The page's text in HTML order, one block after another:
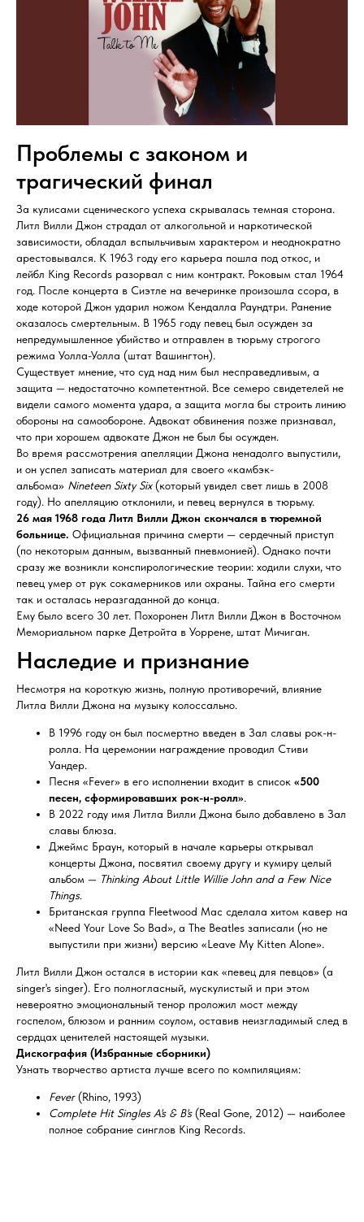
Проблемы с законом и
трагический финал
За кулисами сценического успеха скрывалась темная сторона.
Литл Вилли Джон страдал от алкогольной и наркотической
зависимости, обладал вспыльчивым характером и неоднократно
арестовывался. К 1963 году его карьера пошла под откос, и
лейбл King Records разорвал с ним контракт. Роковым стал 1964
год. После концерта в Сиэтле на вечеринке произошла ссора, в
ходе которой Джон ударил ножом Кендалла Раундтри. Ранение
оказалось смертельным. В 1965 году певец был осужден за
непредумышленное убийство и отправлен в тюрьму строгого
режима Уолла-Уолла (штат Вашингтон).
Существует мнение, что суд над ним был несправедливым, а
защита — недостаточно компетентной. Все семеро свидетелей не
видели самого момента удара, а защита могла бы строить линию
обороны на самообороне. Адвокат обвинения позже признавал,
что при хорошем адвокате Джон не был бы осужден.
Во время рассмотрения апелляции Джона ненадолго выпустили,
и он успел записать материал для своего «камбэк-
альбома» Nineteen Sixty Six(который увидел свет лишь в 2008
году). Но апелляцию отклонили, и певец вернулся в тюрьму.
26 мая 1968 года Литл Вилли Джон скончался в тюремной
больнице. Официальная причина смерти — сердечный приступ
(по некоторым данным, вызванный пневмонией). Однако почти
сразу же возникли конспирологические теории: ходили слухи, что
певец умер от рук сокамерников или охраны. Тайна его смерти
так и осталась неразгаданной до конца.
Ему было всего 30 лет. Похоронен Литл Вилли Джон в Восточном
Мемориальном парке Детройта в Уоррене, штат Мичиган.
Наследие и признание
Несмотря на короткую жизнь, полную противоречий, влияние
Литла Вилли Джона на музыку колоссально.
В 1996 году он был посмертно введен в Зал славы рок-н-
ролла. На церемонии награждение проводил Стиви
Уандер.
Песня «Fever» в его исполнении входит в список «500
песен, сформировавших рок-н-ролл».
В 2022 году имя Литла Вилли Джона было добавлено в Зал
славы блюза.
Джеймс Браун, который в начале карьеры открывал
концерты Джона, посвятил своему другу и кумиру целый
альбом — Thinking About Little Willie John and a Few Nice
Things.
Британская группа Fleetwood Mac сделала хитом кавер на
«Need Your Love So Bad», а The Beatles записали (но не
выпустили при жизни) версию «Leave My Kitten Alone».
Литл Вилли Джон остался в истории как «певец для певцов» (a
singer's singer). Его полногласный, мускулистый и при этом
невероятно эмоциональный тенор проложил мост между
госпелом, блюзом и ранним соулом, оставив неизгладимый след в
сердцах ценителей настоящей музыки.
Дискография (Избранные сборники)
Узнать творчество артиста лучше всего по компиляциям:
Fever(Rhino, 1993)
Complete Hit Singles A's & B's(Real Gone, 2012) — наиболее
полное собрание синглов King Records.